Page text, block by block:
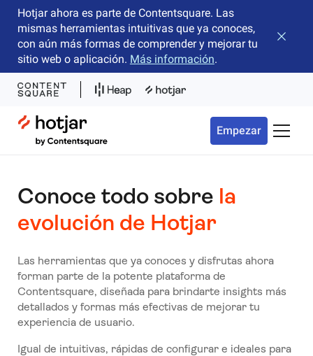
Hotjar ahora es parte de Contentsquare. Las
mismas herramientas intuitivas que ya conoces,
con aún más formas de comprender y mejorar tu
sitio web o aplicación. Más información.
Cerrar
Hotjar Logo
Empezar Menú
Conoce todo sobre la
evolución de Hotjar
Las herramientas que ya conoces y disfrutas ahora
forman parte de la potente plataforma de
Contentsquare, diseñada para brindarte insights más
detallados y formas más efectivas de mejorar tu
experiencia de usuario.
Igual de intuitivas, rápidas de configurar e ideales para